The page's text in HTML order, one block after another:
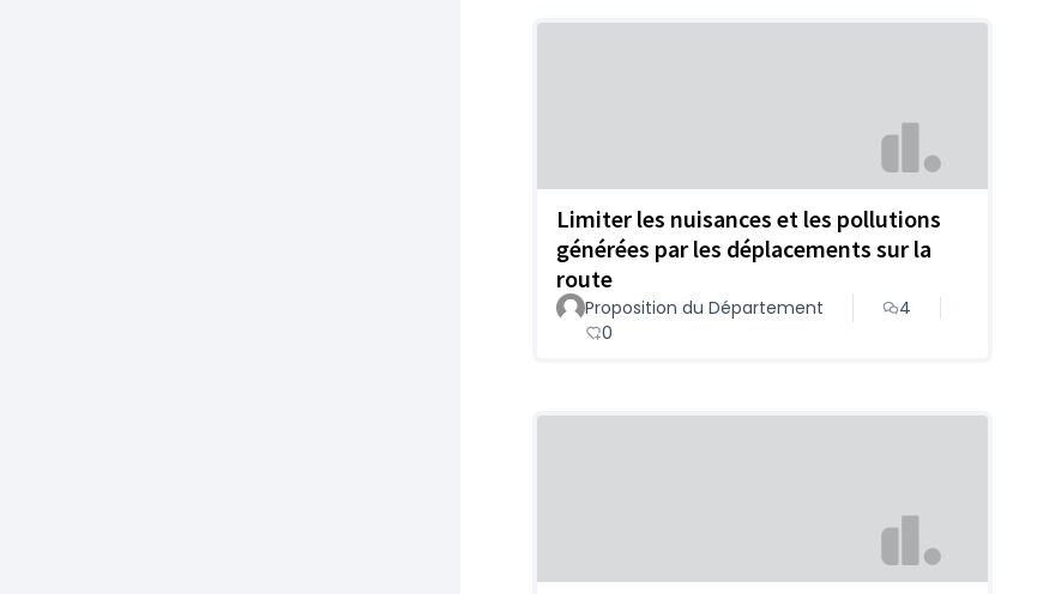
Limiter les nuisances et les pollutions
générées par les déplacements sur la
route
Proposition du Département
4
0